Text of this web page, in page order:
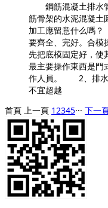
鋼筋混凝土排水管
筋骨架的水泥混凝土
加工應留意什么嗎
要齊全、完好。合模
先把底模固定好，使
最主要操作東西是門
作人員。 2、排水
不宜超越
首頁 上一頁 12345··· 下一